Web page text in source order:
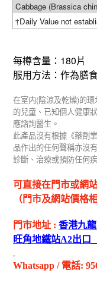
Cabbage (Brassica
†Daily Value not
每樽含量： 180片
服用方法：作為膳
在室内(陰涼及乾燥)的環
的兒童、已知個人健康
應諮詢醫生。
此產品沒有根據《藥劑
品作出的任何聲稱亦沒
診斷、治療或預防任何
可直接在門市或網
（門市及網站價格相
門市地址 : 香港九
旺角地鐵站A2出 口
Whatsapp / 電話: